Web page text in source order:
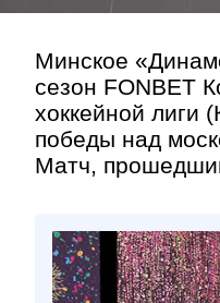
Минское
сезон FONBET
хоккейной лиги
победы над
Матч,
Контакт»